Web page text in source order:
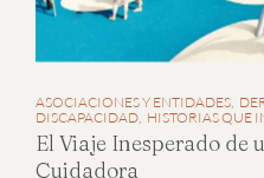
ASOCIACIONES Y ENTIDADES
DISCAPACIDAD HISTORIAS QUE
El Viaje Inesperado de
Cuidadora